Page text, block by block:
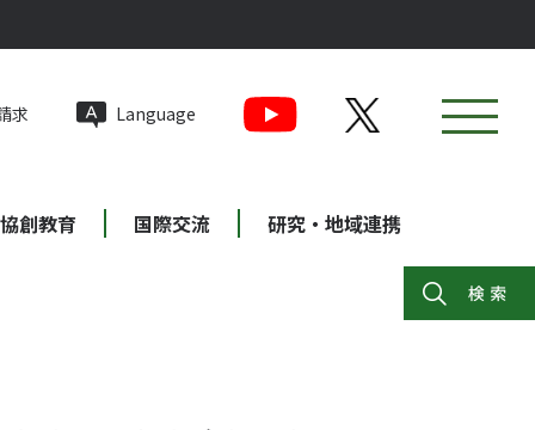
求 Language
創教育 国際交流 研究・地域連携